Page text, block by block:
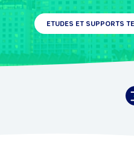
ETUDES ET SUPPORTS